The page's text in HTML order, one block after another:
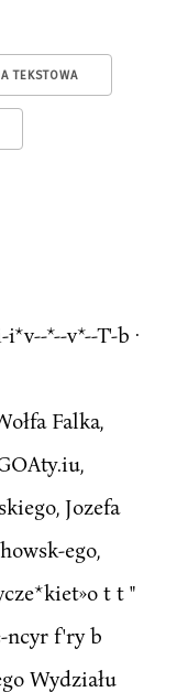
TEKSTOWA
*--v*--T'-b ·
Falka,
Jozefa
ego,
t t "
ncyr f'ry b
Wydziału